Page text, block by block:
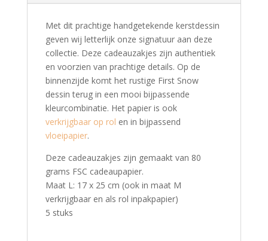
Met dit prachtige handgetekende kerstdessin
geven wij letterlijk onze signatuur aan deze
collectie. Deze cadeauzakjes zijn authentiek
en voorzien van prachtige details. Op de
binnenzijde komt het rustige First Snow
dessin terug in een mooi bijpassende
kleurcombinatie. Het papier is ook
verkrijgbaar op rol en in bijpassend
vloeipapier.
Deze cadeauzakjes zijn gemaakt van 80
grams FSC cadeaupapier.
Maat L: 17 x 25 cm (ook in maat M
verkrijgbaar en als rol inpakpapier)
5 stuks